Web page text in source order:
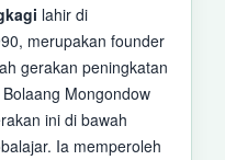
lahir di
merupakan founder
gerakan peningkatan
Mongondow
ini di bawah
Ia memperoleh